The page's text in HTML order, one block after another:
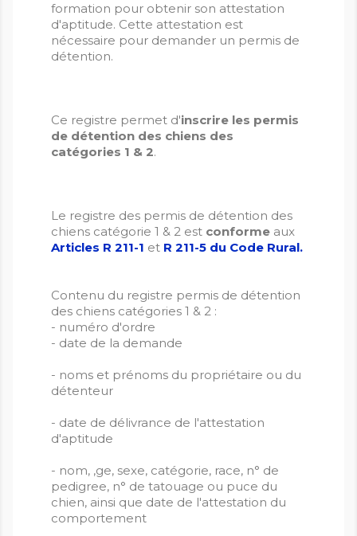
formation pour obtenir son attestation
d'aptitude. Cette attestation est
nécessaire pour demander un permis de
détention.
Ce registre permet d'inscrire les permis
de détention des chiens des
catégories 1 & 2.
Le registre des permis de détention des
chiens catégorie 1 & 2 est conforme aux
Articles R 211-1 et R 211-5 du Code Rural.
Contenu du registre permis de détention
des chiens catégories 1 & 2 :
- numéro d'ordre
- date de la demande
- noms et prénoms du propriétaire ou du
détenteur
- date de délivrance de l'attestation
d'aptitude
- nom, ‚ge, sexe, catégorie, race, n° de
pedigree, n° de tatouage ou puce du
chien, ainsi que date de l'attestation du
comportement